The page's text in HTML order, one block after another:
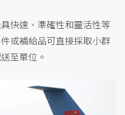
快速、準確性和靈活性等
或補給品可直接採取小群
至單位。